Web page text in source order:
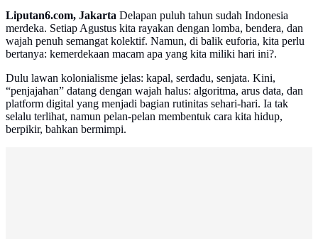
Liputan6.com, Jakarta Delapan puluh tahun sudah Indonesia
merdeka. Setiap Agustus kita rayakan dengan lomba, bendera, dan
wajah penuh semangat kolektif. Namun, di balik euforia, kita perlu
bertanya: kemerdekaan macam apa yang kita miliki hari ini?.
Dulu lawan kolonialisme jelas: kapal, serdadu, senjata. Kini,
“penjajahan” datang dengan wajah halus: algoritma, arus data, dan
platform digital yang menjadi bagian rutinitas sehari-hari. Ia tak
selalu terlihat, namun pelan-pelan membentuk cara kita hidup,
berpikir, bahkan bermimpi.